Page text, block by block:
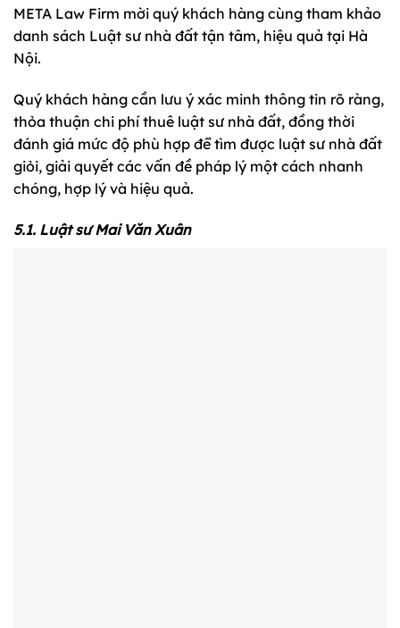
META Law Firm mời quý khách hàng cùng tham khảo
danh sách Luật sư nhà đất tận tâm, hiệu quả tại Hà
Nội.
Quý khách hàng cần lưu ý xác minh thông tin rõ ràng,
thỏa thuận chi phí thuê luật sư nhà đất, đồng thời
đánh giá mức độ phù hợp để tìm được luật sư nhà đất
giỏi, giải quyết các vấn đề pháp lý một cách nhanh
chóng, hợp lý và hiệu quả.
5.1. Luật sư Mai Văn Xuân